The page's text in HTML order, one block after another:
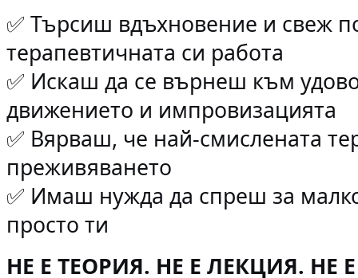
✅ Търсиш вдъхновение и свеж
терапевтичната си работа
✅ Искаш да се върнеш към
движението и импровизацията
✅ Вярваш, че най-смислената
преживяването
✅ Имаш нужда да спреш за
просто ти
НЕ Е ТЕОРИЯ. НЕ Е ЛЕКЦИЯ. НЕ